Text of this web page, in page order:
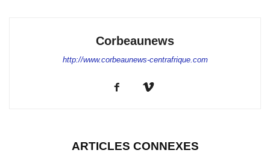
Corbeaunews
http://www.corbeaunews-centrafrique.com
ARTICLES CONNEXES